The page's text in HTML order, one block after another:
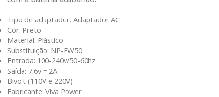
Tipo de adaptador: Adaptador AC
Cor: Preto
Material: Plástico
Substituição: NP-FW50
Entrada: 100-240v/50-60hz
Saída: 7.6v = 2A
Bivolt (110V e 220V)
Fabricante: Viva Power